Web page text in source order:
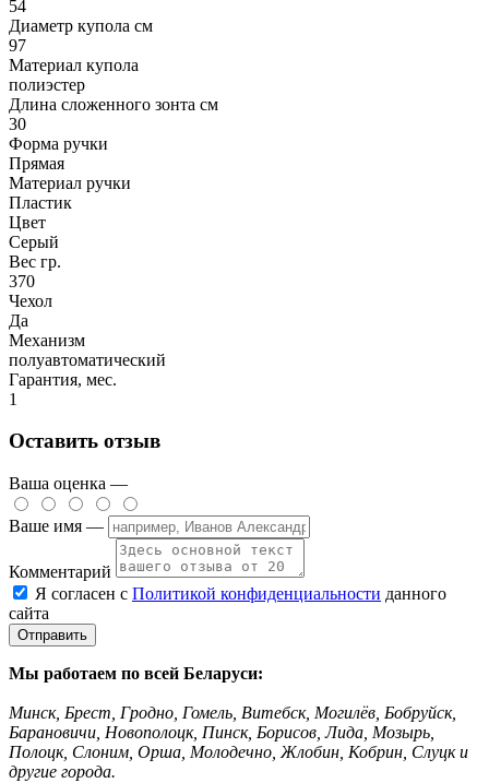
54
Диаметр купола см
97
Материал купола
полиэстер
Длина сложенного зонта см
30
Форма ручки
Прямая
Материал ручки
Пластик
Цвет
Серый
Вес гр.
370
Чехол
Да
Механизм
полуавтоматический
Гарантия, мес.
1
Оставить отзыв
Ваша оценка —
Ваше имя —
Комментарий
Я согласен с Политикой конфиденциальности данного
сайта
Мы работаем по всей Беларуси:
Минск, Брест, Гродно, Гомель, Витебск, Могилёв, Бобруйск,
Барановичи, Новополоцк, Пинск, Борисов, Лида, Мозырь,
Полоцк, Слоним, Орша, Молодечно, Жлобин, Кобрин, Слуцк и
другие города.